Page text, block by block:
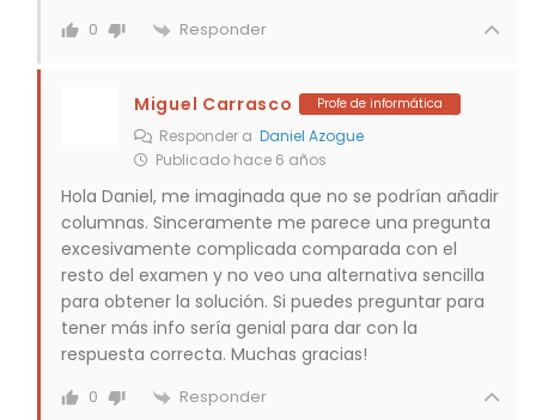
0 Responder
Miguel Carrasco Profe de informática
Responder a Daniel Azogue
Publicado hace 6 años
Hola Daniel, me imaginada que no se podrían añadir
columnas. Sinceramente me parece una pregunta
excesivamente complicada comparada con el
resto del examen y no veo una alternativa sencilla
para obtener la solución. Si puedes preguntar para
tener más info sería genial para dar con la
respuesta correcta. Muchas gracias!
0 Responder